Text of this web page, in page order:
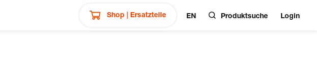
Shop | Ersatzteile EN Produktsuche Login